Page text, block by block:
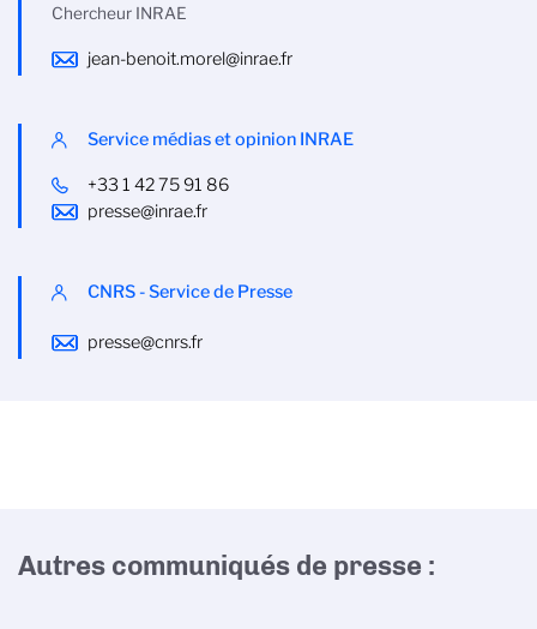
Chercheur INRAE
jean-benoit.morel@inrae.fr
Service médias et opinion INRAE
+33 1 42 75 91 86
presse@inrae.fr
CNRS - Service de Presse
presse@cnrs.fr
Autres communiqués de presse :